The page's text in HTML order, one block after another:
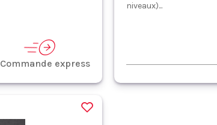
Commande express
niveaux)...